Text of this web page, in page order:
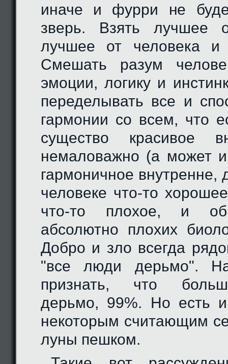
иначе и фурри не
зверь. Взять лучшее
лучшее от человека и
Смешать разум
эмоции, логику и
переделывать все и
гармонии со всем, что
существо красивое
немаловажно (а может и
гармоничное внутренне,
человеке что-то
что-то плохое, и
абсолютно плохих
Добро и зло всегда
"все люди дерьмо".
признать, что
дерьмо, 99%. Но есть
некоторым считающим
луны пешком.